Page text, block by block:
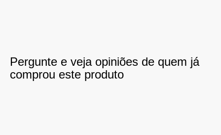
Pergunte e veja opiniões de quem já
comprou este produto